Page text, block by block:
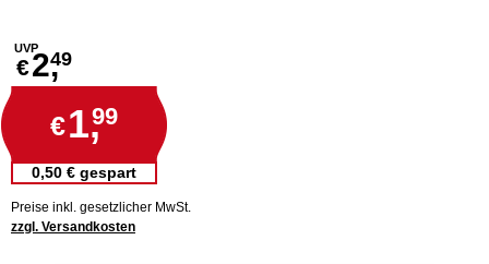
UVP
€2,49
€1,99
0,50 € gespart
Preise inkl. gesetzlicher MwSt.
zzgl. Versandkosten